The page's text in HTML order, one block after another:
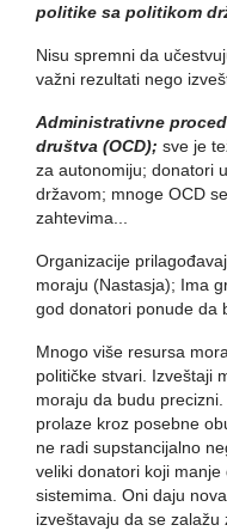
politike sa politikom
Nisu spremni da
važni rezultati nego
Administrativne
društva (OCD); sve je
za autonomiju; donatori
državom; mnoge OCD
zahtevima...
Organizacije
moraju (Nastasja); Ima
god donatori ponude da
Mnogo više resursa
političke stvari. Izveštaji
moraju da budu
prolaze kroz posebne
ne radi supstancijalno
veliki donatori koji
sistemima. Oni daju
izveštavaju da se